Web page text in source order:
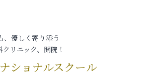
、優しく寄り添う
リニック、開院！
ショナルスクール